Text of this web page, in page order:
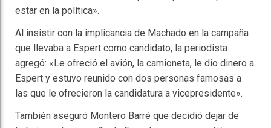
estar en la política».
Al insistir con la implicancia de Machado en la campaña
que llevaba a Espert como candidato, la periodista
agregó: «Le ofreció el avión, la camioneta, le dio dinero a
Espert y estuvo reunido con dos personas famosas a
las que le ofrecieron la candidatura a vicepresidente».
También aseguró Montero Barré que decidió dejar de